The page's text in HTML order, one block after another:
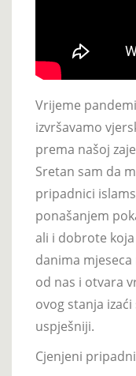
Vrijeme
izvršavamo
prema našoj
Sretan sam da
pripadnici
ponašanjem
ali i dobrote
danima
od nas i otvara
ovog stanja
uspješniji.
Cjenjeni